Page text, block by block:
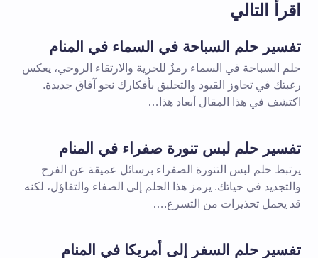
اقرأ التالي
تفسير حلم السباحة في السماء في المنام
حلم السباحة في السماء رمزٌ للحرية والارتقاء الروحي، يعكس
رغبتك في تجاوز القيود والتحليق بأفكارك نحو آفاق جديدة.
اكتشف في هذا المقال أبعاد هذا…
تفسير حلم لبس تنورة صفراء في المنام
يرتبط حلم لبس التنورة الصفراء برسائل عميقة عن الفرح
والتجديد في حياتك. يرمز هذا الحلم إلى الصفاء والتفاؤل، لكنه
قد يحمل تحذيرات من التسرع.…
تفسير حلم السفر إلى أمريكا في المنام